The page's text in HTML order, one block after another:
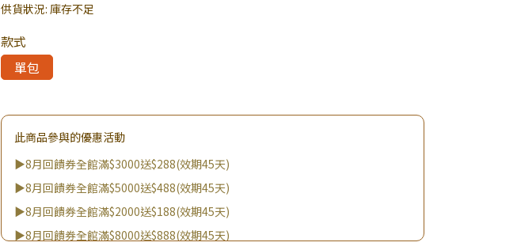
供貨狀況: 庫存不足
款式
單包
此商品參與的優惠活動
▶8月回饋券全館滿$3000送$288(效期45天)
▶8月回饋券全館滿$5000送$488(效期45天)
▶8月回饋券全館滿$2000送$188(效期45天)
▶8月回饋券全館滿$8000送$888(效期45天)